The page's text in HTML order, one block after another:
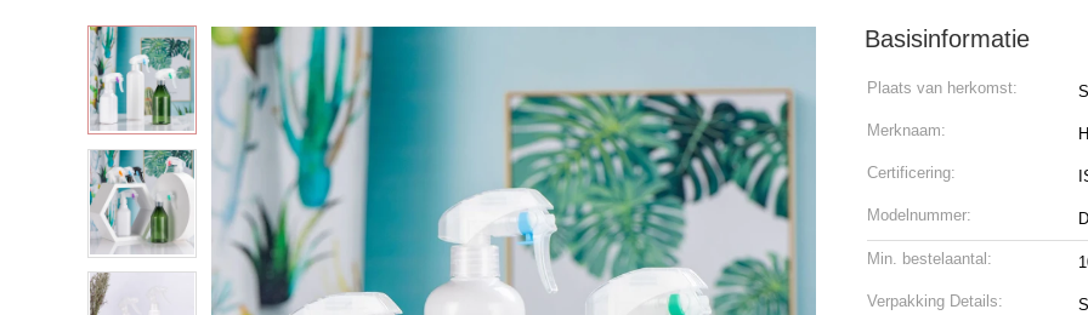
Basisinformatie
Plaats van herkomst:
Merknaam:
Certificering:
Modelnummer:
Min. bestelaantal:
Verpakking Details: